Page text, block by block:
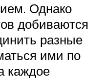
Однако
добиваются
разные
ими по
каждое